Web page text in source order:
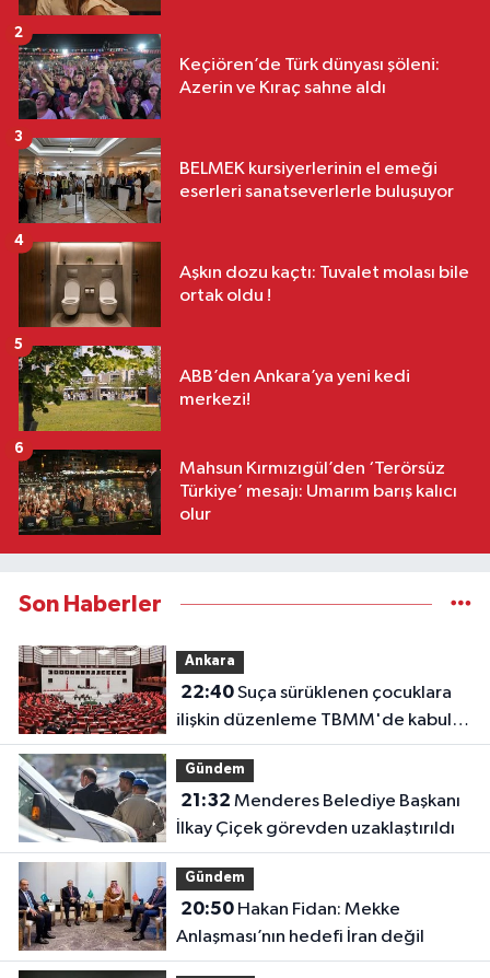
Keçiören’de Türk dünyası şöleni:
Azerin ve Kıraç sahne aldı
2
BELMEK kursiyerlerinin el emeği
eserleri sanatseverlerle buluşuyor
3
Aşkın dozu kaçtı: Tuvalet molası bile
ortak oldu !
4
ABB’den Ankara’ya yeni kedi
merkezi!
5
Mahsun Kırmızıgül’den ‘Terörsüz
Türkiye’ mesajı: Umarım barış kalıcı
olur
6
Son Haberler
Ankara
22:40Suça sürüklenen çocuklara
ilişkin düzenleme TBMM'de kabul
edildi
Gündem
21:32
İlkay Çiçek görevden uzaklaştırıldı
Gündem
20:50Hakan Fidan: Mekke
Anlaşması’nın hedefi İran değil